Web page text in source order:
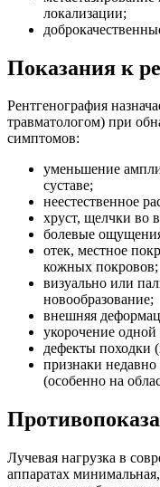
локализации;
Показания к
Рентгенография
травматологом) при
симптомов:
уменьшение
суставе;
неестественное
хруст, щелчки во
болевые
отек, местное
кожных покровов;
визуально или
новообразование;
внешняя
укорочение одной
дефекты походки
признаки
(особенно на
Лучевая нагрузка в
аппаратах